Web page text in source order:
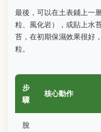
最後，可以在土表鋪上一
粒、風化岩），或貼上水
苔，在初期保濕效果很好
粒。
步
驟
核心動作
脫